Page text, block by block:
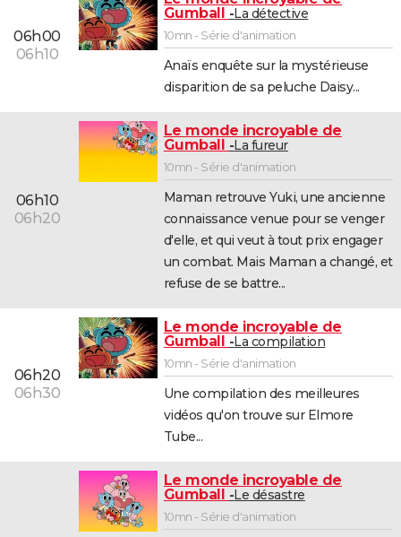
06h00
06h10
Gumball
La détective
10mn - Série d'animation
Anaïs enquête sur la mystérieuse
disparition de sa peluche Daisy...
06h10
06h20
Le monde incroyable de
Gumball
La fureur
10mn - Série d'animation
Maman retrouve Yuki, une ancienne
connaissance venue pour se venger
d'elle, et qui veut à tout prix engager
un combat. Mais Maman a changé, et
refuse de se battre...
06h20
06h30
Le monde incroyable de
Gumball
La compilation
10mn - Série d'animation
Une compilation des meilleures
vidéos qu'on trouve sur Elmore
Tube...
Le monde incroyable de
Gumball
Le désastre
10mn - Série d'animation